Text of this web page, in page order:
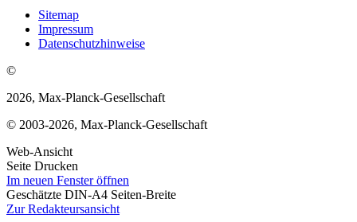
Sitemap
Impressum
Datenschutzhinweise
©
2026, Max-Planck-Gesellschaft
© 2003-2026, Max-Planck-Gesellschaft
Web-Ansicht
Seite Drucken
Im neuen Fenster öffnen
Geschätzte DIN-A4 Seiten-Breite
Zur Redakteursansicht